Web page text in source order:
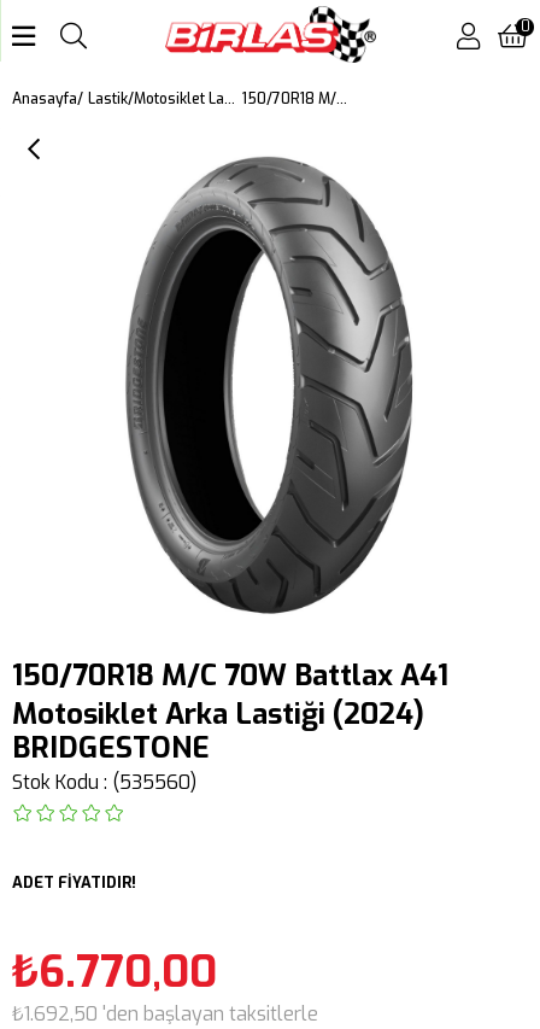
0
Anasayfa Lastik Motosiklet Lastiği 150/70R18 M/C 70W Battlax A41 Motosiklet Arka Lastiği (2024)
150/70R18 M/C 70W Battlax A41
Motosiklet Arka Lastiği (2024)
BRIDGESTONE
Stok Kodu (535560)
ADET FİYATIDIR!
₺6.770,00
₺1.692,50 'den başlayan taksitlerle